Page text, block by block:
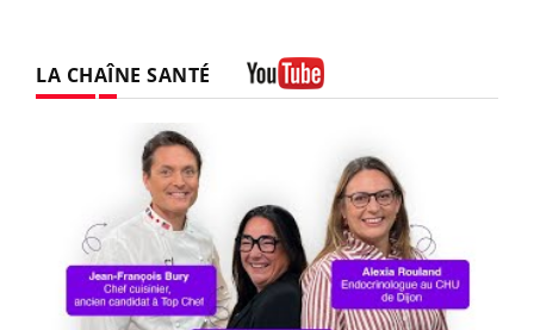
LA CHAÎNE SANTÉ